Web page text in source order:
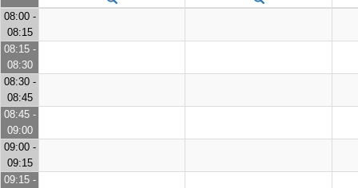
08:00 -
08:15
08:15 -
08:30
08:30 -
08:45
08:45 -
09:00
09:00 -
09:15
09:15 -